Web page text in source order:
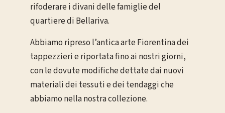
rifoderare i divani delle famiglie del
quartiere di Bellariva.
Abbiamo ripreso l’antica arte Fiorentina dei
tappezzieri e riportata fino ai nostri giorni,
con le dovute modifiche dettate dai nuovi
materiali dei tessuti e dei tendaggi che
abbiamo nella nostra collezione.